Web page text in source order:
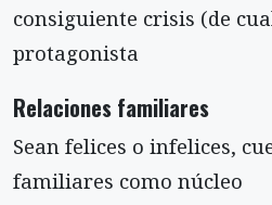
consiguiente crisis (de
protagonista
Relaciones familiares
Sean felices o infelices,
familiares como núcleo